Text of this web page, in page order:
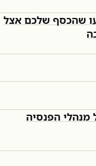
שהכסף שלכם אצל
הפנסיה